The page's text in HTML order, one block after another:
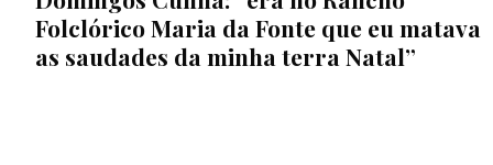
Folclórico Maria da Fonte que eu matava
as saudades da minha terra Natal”